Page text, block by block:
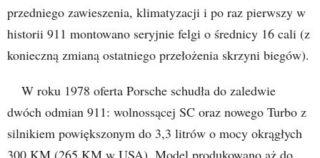
przedniego zawieszenia, klimatyzacji i po raz pierwszy w
historii 911 montowano seryjnie felgi o średnicy 16 cali (z
konieczną zmianą ostatniego przełożenia skrzyni biegów).
W roku 1978 oferta Porsche schudła do zaledwie
dwóch odmian 911: wolnossącej SC oraz nowego Turbo z
silnikiem powiększonym do 3,3 litrów o mocy okrągłych
300 KM (265 KM w USA). Model produkowano aż do